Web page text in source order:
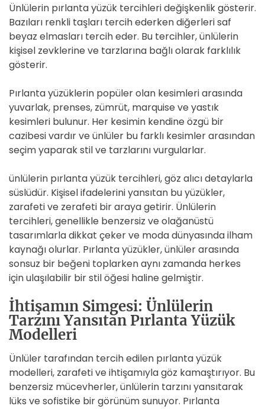
Ünlülerin pırlanta yüzük tercihleri değişkenlik gösterir.
Bazıları renkli taşları tercih ederken diğerleri saf
beyaz elmasları tercih eder. Bu tercihler, ünlülerin
kişisel zevklerine ve tarzlarına bağlı olarak farklılık
gösterir.
Pırlanta yüzüklerin popüler olan kesimleri arasında
yuvarlak, prenses, zümrüt, marquise ve yastık
kesimleri bulunur. Her kesimin kendine özgü bir
cazibesi vardır ve ünlüler bu farklı kesimler arasından
seçim yaparak stil ve tarzlarını vurgularlar.
ünlülerin pırlanta yüzük tercihleri, göz alıcı detaylarla
süslüdür. Kişisel ifadelerini yansıtan bu yüzükler,
zarafeti ve zerafeti bir araya getirir. Ünlülerin
tercihleri, genellikle benzersiz ve olağanüstü
tasarımlarla dikkat çeker ve moda dünyasında ilham
kaynağı olurlar. Pırlanta yüzükler, ünlüler arasında
sonsuz bir beğeni toplarken aynı zamanda herkes
için ulaşılabilir bir stil öğesi haline gelmiştir.
İhtişamın Simgesi: Ünlülerin
Tarzını Yansıtan Pırlanta Yüzük
Modelleri
Ünlüler tarafından tercih edilen pırlanta yüzük
modelleri, zarafeti ve ihtişamıyla göz kamaştırıyor. Bu
benzersiz mücevherler, ünlülerin tarzını yansıtarak
lüks ve sofistike bir görünüm sunuyor. Pırlanta